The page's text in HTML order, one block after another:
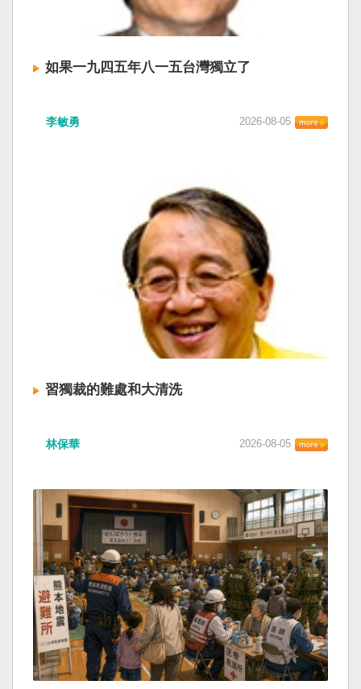
如果一九四五年八一五台灣獨立了
李敏勇 2026-08-05
習獨裁的難處和大清洗
林保華 2026-08-05